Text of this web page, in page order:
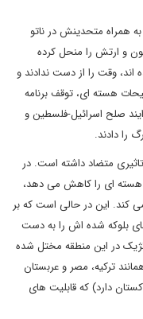
متحده به همراه متحدینش در ناتو
و ارتش را منحل کرده
وقت را از دست ندادند و
هسته ای، توقف برنامه
صلح اسرائیل-فلسطین و
را دادند.
متضاد داشته است. در
هسته ای را کاهش می دهد،
کند. این در حالی است که بر
های بلوکه شده اش را به دست
در این منطقه مختل شده
ترکیه، مصر و عربستان
دارد) که قابلیت های